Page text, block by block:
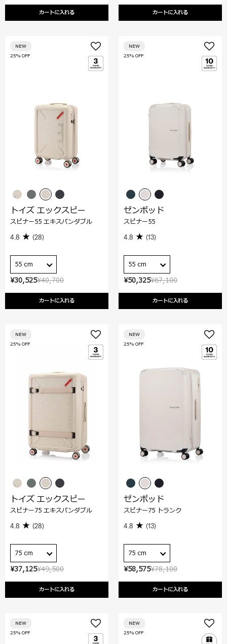
カートに入れる カートに入れる
¥40,700
¥30,525
カートに入れる
25% OFF
NEW
トイズ エックスピー
スピナー55 エキスパンダブル
4.8 (28)
55 cm
¥67,100
¥50,325
カートに入れる
25% OFF
NEW
ゼンポッド
スピナー55
4.8 (13)
55 cm
¥49,500
¥37,125
カートに入れる
25% OFF
NEW
トイズ エックスピー
スピナー75 エキスパンダブル
4.8 (28)
75 cm
¥78,100
¥58,575
カートに入れる
25% OFF
NEW
ゼンポッド
スピナー75 トランク
4.8 (13)
75 cm
25% OFF
NEW
25% OFF
NEW